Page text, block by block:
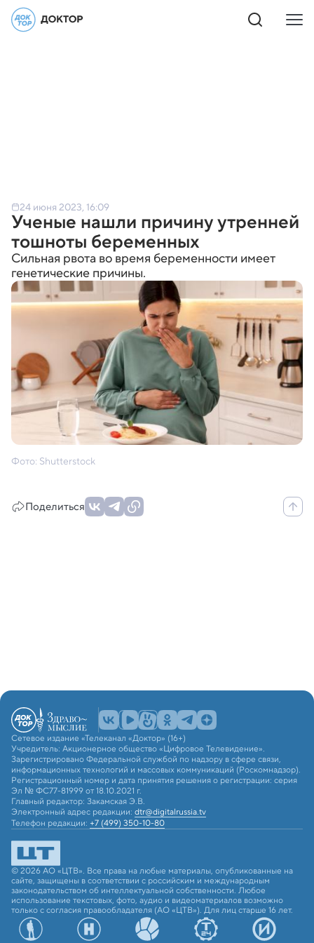
24 июня 2023, 16:09
Ученые нашли причину утренней
тошноты беременных
Сильная рвота во время беременности имеет
генетические причины.
Фото: Shutterstock
Поделиться
Сетевое издание «Телеканал «Доктор» (16+)
Учредитель: Акционерное общество «Цифровое Телевидение».
Зарегистрировано Федеральной службой по надзору в сфере связи,
информационных технологий и массовых коммуникаций (Роскомнадзор).
Регистрационный номер и дата принятия решения о регистрации: серия
Эл № ФС77-81999 от 18.10.2021 г.
Главный редактор: Закамская Э.В.
Электронный адрес редакции: dtr@digitalrussia.tv
Телефон редакции: +7 (499) 350-10-80
© 2026 АО «ЦТВ». Все права на любые материалы, опубликованные на
сайте, защищены в соответствии с российским и международным
законодательством об интеллектуальной собственности. Любое
использование текстовых, фото, аудио и видеоматериалов возможно
только с согласия правообладателя (АО «ЦТВ»). Для лиц старше 16 лет.